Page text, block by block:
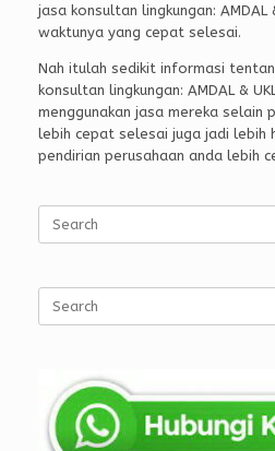
jasa konsultan lingkungan: AMDAL
waktunya yang cepat selesai.
Nah itulah sedikit informasi
konsultan lingkungan: AMDAL &
menggunakan jasa mereka selain
lebih cepat selesai juga jadi lebih
pendirian perusahaan anda lebih
for:
for: